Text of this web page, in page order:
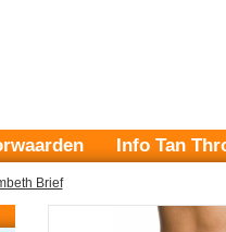
Info Tan
Brief